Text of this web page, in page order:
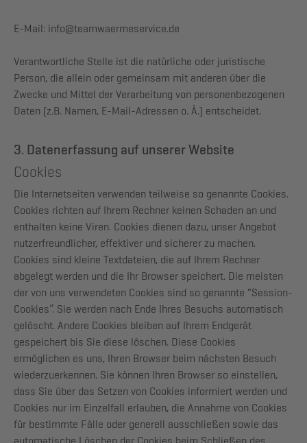
E-Mail: info@teamwaermeservice.de
Verantwortliche Stelle ist die natürliche oder juristische
Person, die allein oder gemeinsam mit anderen über die
Zwecke und Mittel der Verarbeitung von personenbezogenen
Daten (z.B. Namen, E-Mail-Adressen o. Ä.) entscheidet.
3. Datenerfassung auf unserer Website
Cookies
Die Internetseiten verwenden teilweise so genannte Cookies.
Cookies richten auf Ihrem Rechner keinen Schaden an und
enthalten keine Viren. Cookies dienen dazu, unser Angebot
nutzerfreundlicher, effektiver und sicherer zu machen.
Cookies sind kleine Textdateien, die auf Ihrem Rechner
abgelegt werden und die Ihr Browser speichert. Die meisten
der von uns verwendeten Cookies sind so genannte “Session-
Cookies”. Sie werden nach Ende Ihres Besuchs automatisch
gelöscht. Andere Cookies bleiben auf Ihrem Endgerät
gespeichert bis Sie diese löschen. Diese Cookies
ermöglichen es uns, Ihren Browser beim nächsten Besuch
wiederzuerkennen. Sie können Ihren Browser so einstellen,
dass Sie über das Setzen von Cookies informiert werden und
Cookies nur im Einzelfall erlauben, die Annahme von Cookies
für bestimmte Fälle oder generell ausschließen sowie das